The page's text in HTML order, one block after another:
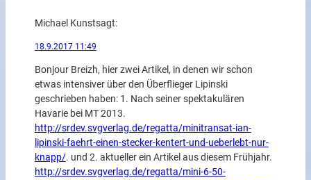
Michael Kunstsagt:
18.9.2017 11:49
Bonjour Breizh, hier zwei Artikel, in denen wir schon
etwas intensiver über den Überflieger Lipinski
geschrieben haben: 1. Nach seiner spektakulären
Havarie bei MT 2013.
http://srdev.svgverlag.de/regatta/minitransat-ian-
lipinski-faehrt-einen-stecker-kentert-und-ueberlebt-nur-
knapp/. und 2. aktueller ein Artikel aus diesem Frühjahr.
http://srdev.svgverlag.de/regatta/mini-6-50-